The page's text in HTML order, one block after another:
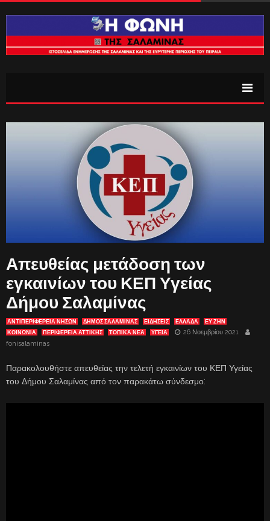
Απευθείας μετάδοση των
εγκαινίων του ΚΕΠ Υγείας
Δήμου Σαλαμίνας
ΑΝΤΙΠΕΡΙΦΈΡΕΙΑ ΝΉΣΩΝ ΔΗΜΟΣ ΣΑΛΑΜΙΝΑΣ ΕΙΔΗΣΕΙΣ ΕΛΛΑΔΑ
ΕΥ ΖΗΝ
ΚΟΙΝΩΝΙΑ
ΠΕΡΙΦΕΡΕΙΑ ΑΤΤΙΚΗΣ ΤΟΠΙΚΑ ΝΕΑ ΥΓΕΙΑ
26 Νοεμβρίου 2021
fonisalaminas
Παρακολουθήστε απευθείας την τελετή εγκαινίων του ΚΕΠ Υγείας
του Δήμου Σαλαμίνας από τον παρακάτω σύνδεσμο: